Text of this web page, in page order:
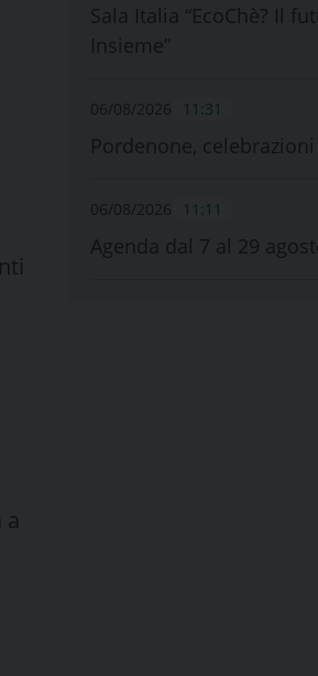
Sala Italia “EcoChè? Il
Insieme”
06/08/2026 11:31
Pordenone, celebrazioni
06/08/2026 11:11
Agenda dal 7 al 29